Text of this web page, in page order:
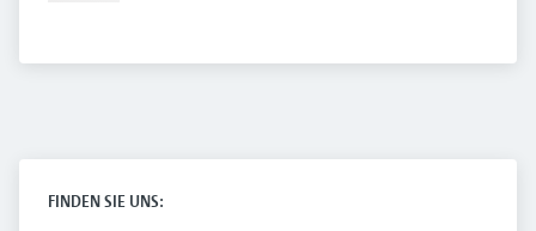
FINDEN SIE UNS: